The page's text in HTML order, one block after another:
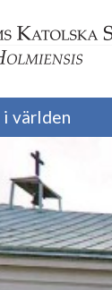
i världen